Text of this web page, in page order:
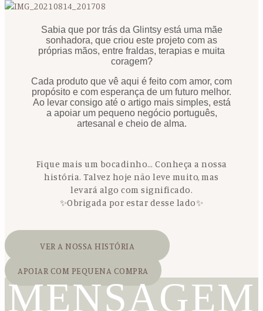
Sabia que por trás da Glintsy está uma mãe
sonhadora, que criou este projeto com as
próprias mãos, entre fraldas, terapias e muita
coragem?
Cada produto que vê aqui é feito com amor, com
propósito e com esperança de um futuro melhor.
Ao levar consigo até o artigo mais simples, está
a apoiar um pequeno negócio português,
artesanal e cheio de alma.
Fique mais um bocadinho… Conheça a nossa
história. Talvez hoje não leve muito, mas
levará algo com significado.
✨Obrigada por estar desse lado✨
VER A NOSSA HISTÓRIA
APOIAR COM PEQUENA COMPRA
MENSAGEM